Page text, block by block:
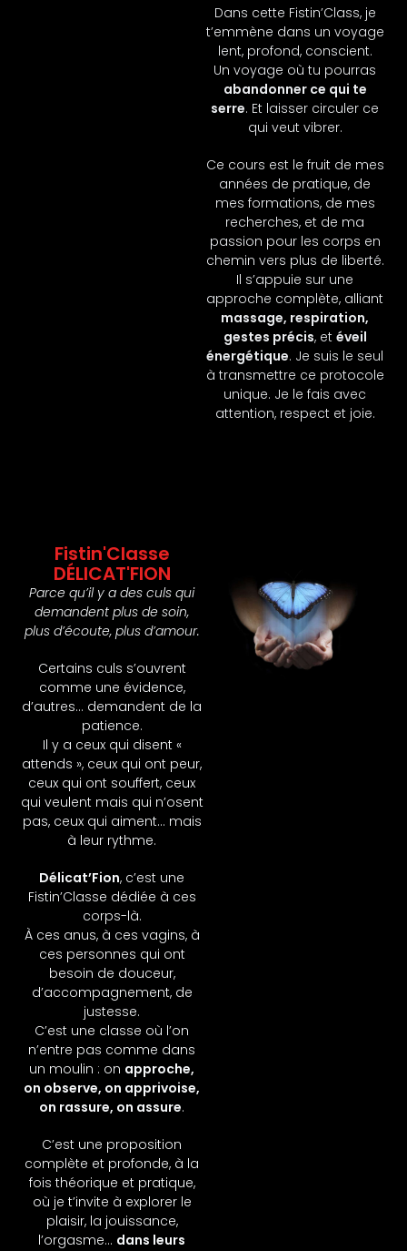
Dans cette Fistin’Class, je
t’emmène dans un voyage
lent, profond, conscient.
Un voyage où tu pourras
abandonner ce qui te
serre. Et laisser circuler ce
qui veut vibrer.
Ce cours est le fruit de mes
années de pratique, de
mes formations, de mes
recherches, et de ma
passion pour les corps en
chemin vers plus de liberté.
Il s’appuie sur une
approche complète, alliant
massage, respiration,
gestes précis, et éveil
énergétique. Je suis le seul
à transmettre ce protocole
unique. Je le fais avec
attention, respect et joie.
Fistin'Classe
DÉLICAT'FION
Parce qu’il y a des culs qui
demandent plus de soin,
plus d’écoute, plus d’amour.
Certains culs s’ouvrent
comme une évidence,
d’autres… demandent de la
patience.
Il y a ceux qui disent «
attends », ceux qui ont peur,
ceux qui ont souffert, ceux
qui veulent mais qui n’osent
pas, ceux qui aiment… mais
à leur rythme.
Délicat’Fion, c’est une
Fistin’Classe dédiée à ces
corps-là.
À ces anus, à ces vagins, à
ces personnes qui ont
besoin de douceur,
d’accompagnement, de
justesse.
C’est une classe où l’on
n’entre pas comme dans
un moulin : on approche,
on observe, on apprivoise,
on rassure, on assure.
C’est une proposition
complète et profonde, à la
fois théorique et pratique,
où je t’invite à explorer le
plaisir, la jouissance,
l’orgasme… dans leurs